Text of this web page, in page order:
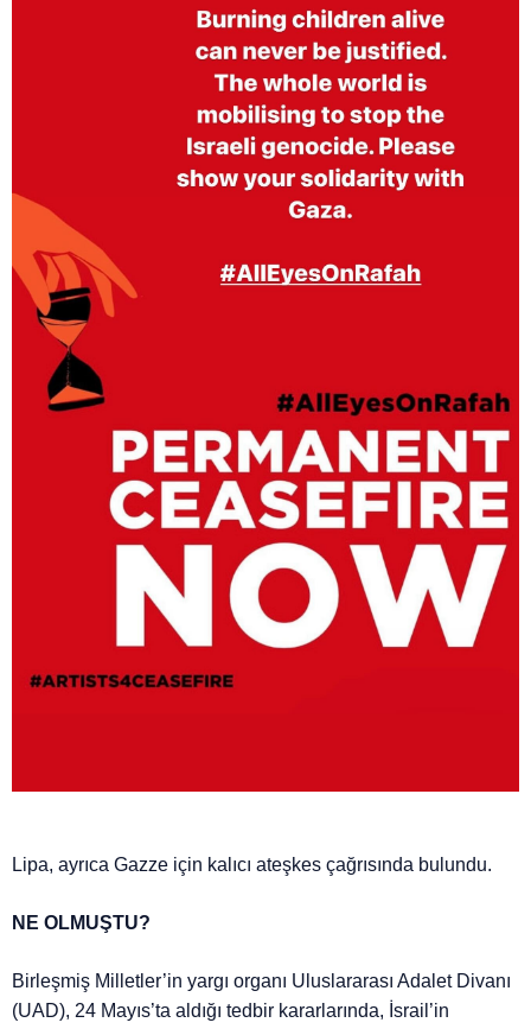
Lipa, ayrıca Gazze için kalıcı ateşkes çağrısında bulundu.
NE OLMUŞTU?
Birleşmiş Milletler’in yargı organı Uluslararası Adalet Divanı
(UAD), 24 Mayıs’ta aldığı tedbir kararlarında, İsrail’in